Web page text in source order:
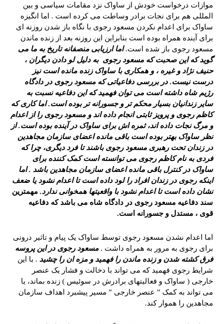
موازات درخواست خودش از ساواک نزد مقامات سیاسی و بین
المللی هم برای نجات برادر وساطت می کرده است . اما انگیزه
ساواک برای اعدام نکردن مسعود رجوی با نگاه باز شدن روزنه ای
برای آینده همراه بوده است بنابراین این روزنه بعد از زنده ماندن
مسعود رجوی باز شده است.اما ارزیابی منصفانه تاریخ به ما می
گوید که این صحبت که مسعود رجوی به دلیل لو دادن دیگران ،
حنیف نژاد و غیره ، و همکاری با ساواک زنده مانده است نیز
درست نیست. در بررسی دفاعیاتی که مسعود رجوی در دادگاه
رژیم شاه داشته است می توان فهمید که این دفاعیه نسبت به
سایر زندانیان بسیار محکم تر و جسورانه تر بوده است. اما کاری که
کاظم رجوی و پرویز ثابتی انجام داده اند و مسعود رجوی را از اعدام
و مرگ نجات داده اند، ثمره اش برای ساواک در آینده بوده است. از
نظر ساواک بهتر بوده است باقی مانده اعضای سازمان مجاهدین
در زندان تحت رهبری مسعود رجوی باشند تا فرد دیگری، چرا که
فردی به نام کاظم رجوی می توانسته است کمک کننده برای
ساواک در کنترل باقی مانده اعضای سازمان مجاهدین باشد . اما
اینکه رجوی در زندان افراد را لود داده است تا اعدام نشود یا ضعف
نشان داده است تا اعدام نشود با واقعیتها همخوانی ندارد. مهمترین
سند دفاعیه مسعود رجوی در دادگاه شاه می باشد که دفاعیه
قوی ، مستدل و جسورانه است.
اما اعدام نشدن مسعود رجوی توسط ساواک یک پیام و تاثیر درونی
برای رجوی به مرور به همراه داشت . مسعود رجوی در این پروسه
فرق کشته شدن و زنده ماندن را فهمید و مزه ان را چشید . با این
شرایط رجوی فهمید که می تواند با دخالت و فشار یک عنصر
خارجی ( ساواک و فعالیتهای برادرش در سوئیس ) زنده بماند، یا
می تواند به کمک ” عنصر خارجی ” مسیر پیشبرد اهداف سازمان
مجاهدین را هموار کند.